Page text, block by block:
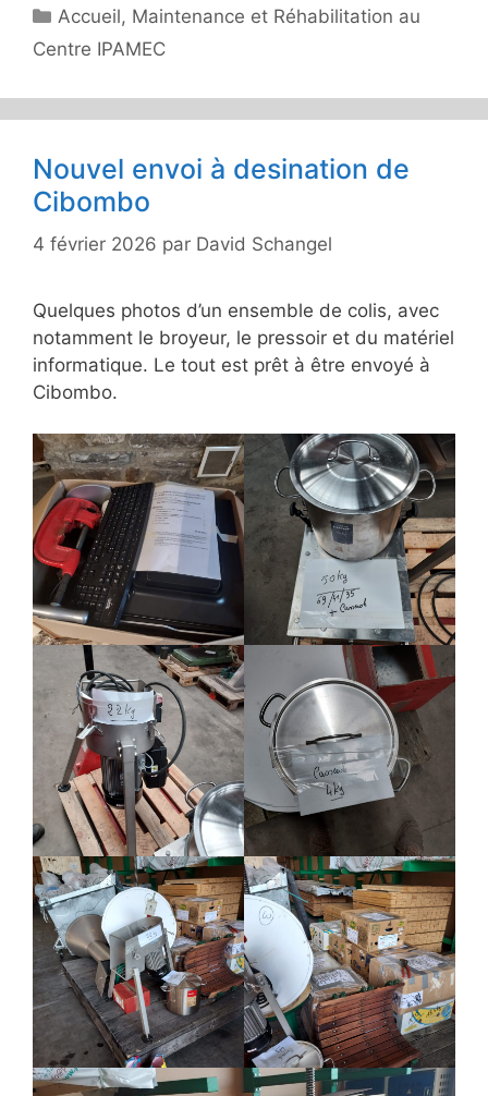
Catégories
Accueil, Maintenance et Réhabilitation au
Centre IPAMEC
Nouvel envoi à desination de
Cibombo
4 février 2026 par David Schangel
Quelques photos d’un ensemble de colis, avec
notamment le broyeur, le pressoir et du matériel
informatique. Le tout est prêt à être envoyé à
Cibombo.